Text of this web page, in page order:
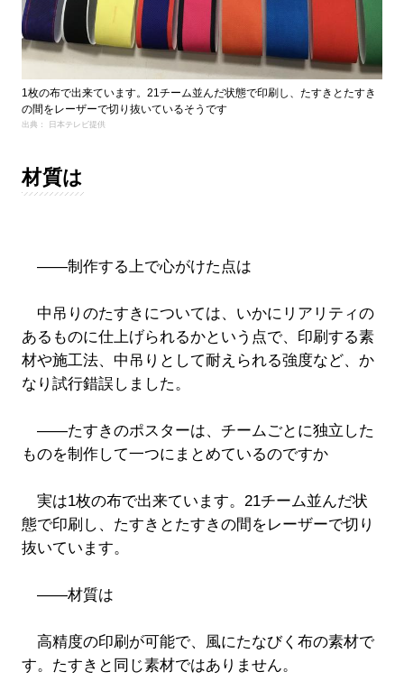
1枚の布で出来ています。21チーム並んだ状態で印刷し、たすきとたすき
の間をレーザーで切り抜いているそうです
出典： 日本テレビ提供
材質は
――制作する上で心がけた点は
中吊りのたすきについては、いかにリアリティの
あるものに仕上げられるかという点で、印刷する素
材や施工法、中吊りとして耐えられる強度など、か
なり試行錯誤しました。
――たすきのポスターは、チームごとに独立した
ものを制作して一つにまとめているのですか
実は1枚の布で出来ています。21チーム並んだ状
態で印刷し、たすきとたすきの間をレーザーで切り
抜いています。
――材質は
高精度の印刷が可能で、風にたなびく布の素材で
す。たすきと同じ素材ではありません。